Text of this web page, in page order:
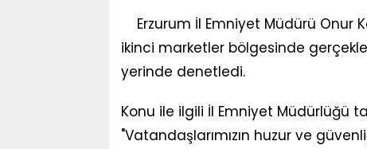
Erzurum İl Emniyet Müdürü Onur
ikinci marketler bölgesinde
yerinde denetledi.
Konu ile ilgili İl Emniyet Müdürlüğü
"Vatandaşlarımızın huzur ve